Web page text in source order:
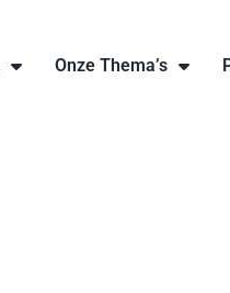
Onze Thema’s